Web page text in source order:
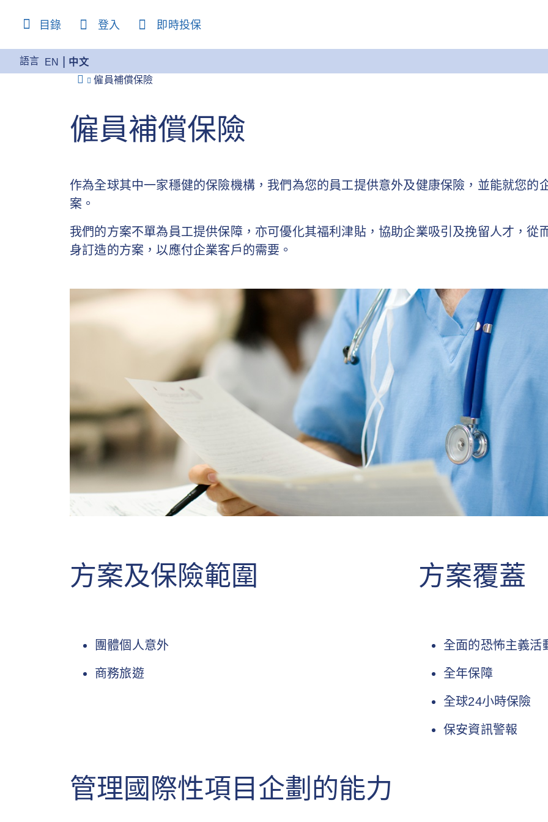
目錄 登入 即時投保
語言 EN
中文
僱員補償保險
僱員補償保險
作為全球其中一家穩健的保險機構，我們為您的員工提供意外及健康保險，並能就您的
案。
我們的方案不單為員工提供保障，亦可優化其福利津貼，協助企業吸引及挽留人才，從
身訂造的方案，以應付企業客戶的需要。
方案及保險範圍
團體個人意外
商務旅遊
方案覆蓋
全面的恐怖主義活
全年保障
全球24小時保險
保安資訊警報
管理國際性項目企劃的能力